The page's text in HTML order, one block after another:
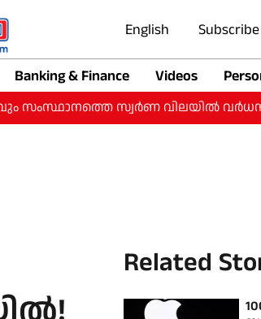
English
Banking & Finance Videos
സ്വർണ വിലയിൽ വർധന: ഇന്ന്
Related